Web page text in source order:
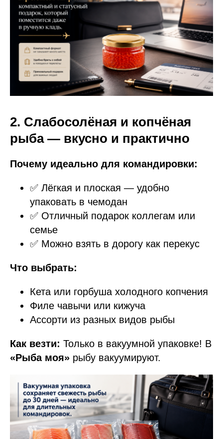
2. Слабосолёная и копчёная
рыба — вкусно и практично
Почему идеально для командировки:
✅ Лёгкая и плоская — удобно
упаковать в чемодан
✅ Отличный подарок коллегам или
семье
✅ Можно взять в дорогу как перекус
Что выбрать:
Кета или горбуша холодного копчения
Филе чавычи или кижуча
Ассорти из разных видов рыбы
Как везти: Только в вакуумной упаковке! В
«Рыба моя» рыбу вакуумируют.